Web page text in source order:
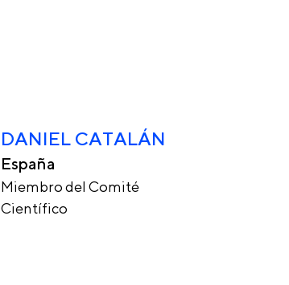
DANIEL CATALÁN
España
Miembro del Comité
Científico